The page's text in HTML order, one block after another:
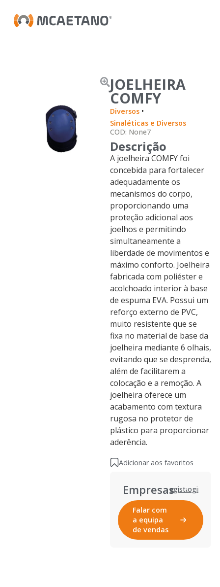
JOELHEIRA
COMFY
Diversos •
Sinaléticas e Diversos
COD: None7
Descrição
A joelheira COMFY foi
concebida para fortalecer
adequadamente os
mecanismos do corpo,
proporcionando uma
proteção adicional aos
joelhos e permitindo
simultaneamente a
liberdade de movimentos e
máximo conforto. Joelheira
fabricada com poliéster e
acolchoado interior à base
de espuma EVA. Possui um
reforço externo de PVC,
muito resistente que se
fixa no material de base da
joelheira mediante 6 olhais,
evitando que se desprenda,
além de facilitarem a
colocação e a remoção. A
joelheira oferece um
acabamento com textura
rugosa no protetor de
plástico para proporcionar
aderência.
Adicionar aos favoritos
EmpresasRegistarLogin
Falar com
a equipa
de vendas